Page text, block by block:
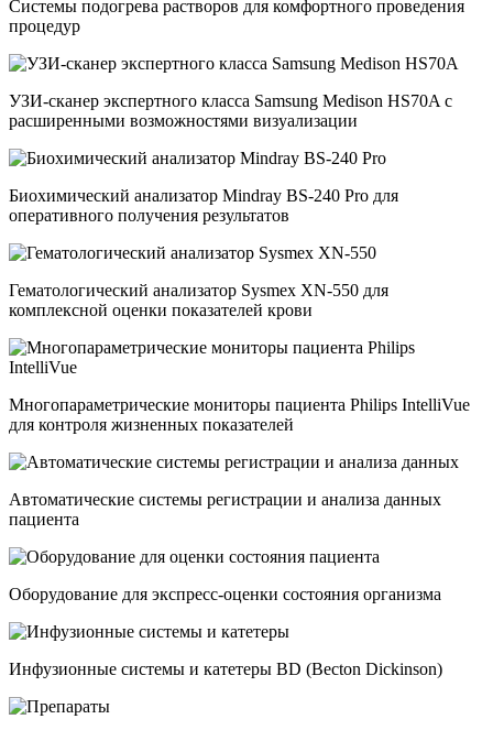
Системы подогрева растворов для комфортного проведения
процедур
УЗИ-сканер экспертного класса Samsung Medison HS70A с
расширенными возможностями визуализации
Биохимический анализатор Mindray BS-240 Pro для
оперативного получения результатов
Гематологический анализатор Sysmex XN-550 для
комплексной оценки показателей крови
Многопараметрические мониторы пациента Philips IntelliVue
для контроля жизненных показателей
Автоматические системы регистрации и анализа данных
пациента
Оборудование для экспресс-оценки состояния организма
Инфузионные системы и катетеры BD (Becton Dickinson)